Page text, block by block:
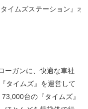
タイムズステーション』オ
ーガンに、快適な車社
タイムズ』を運営して
台の『タイムズ』